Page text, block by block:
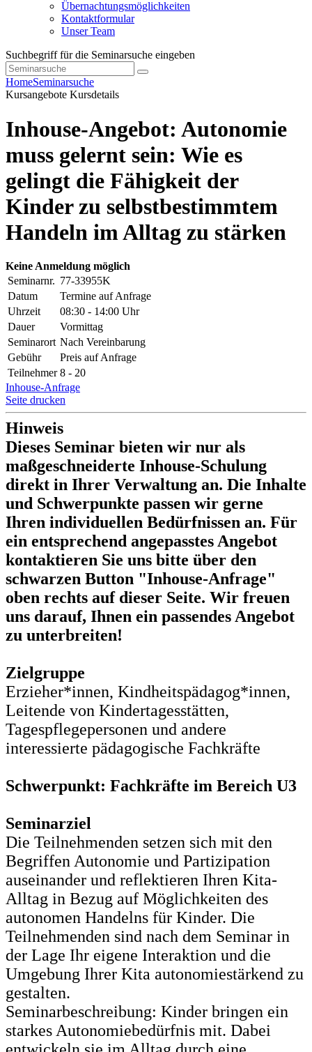
Übernachtungsmöglichkeiten
Kontaktformular
Unser Team
Suchbegriff für die Seminarsuche eingeben
HomeSeminarsuche
Kursangebote Kursdetails
Inhouse-Angebot: Autonomie
muss gelernt sein: Wie es
gelingt die Fähigkeit der
Kinder zu selbstbestimmtem
Handeln im Alltag zu stärken
Keine Anmeldung möglich
Seminarnr. 77-33955K
Datum
Termine auf Anfrage
Uhrzeit
08:30 - 14:00 Uhr
Dauer
Vormittag
Seminarort Nach Vereinbarung
Gebühr
Preis auf Anfrage
Teilnehmer 8 - 20
Inhouse-Anfrage
Seite drucken
Hinweis
Dieses Seminar bieten wir nur als
maßgeschneiderte Inhouse-Schulung
direkt in Ihrer Verwaltung an. Die Inhalte
und Schwerpunkte passen wir gerne
Ihren individuellen Bedürfnissen an. Für
ein entsprechend angepasstes Angebot
kontaktieren Sie uns bitte über den
schwarzen Button "Inhouse-Anfrage"
oben rechts auf dieser Seite. Wir freuen
uns darauf, Ihnen ein passendes Angebot
zu unterbreiten!
Zielgruppe
Erzieher*innen, Kindheitspädagog*innen,
Leitende von Kindertagesstätten,
Tagespflegepersonen und andere
interessierte pädagogische Fachkräfte
Schwerpunkt: Fachkräfte im Bereich U3
Seminarziel
Die Teilnehmenden setzen sich mit den
Begriffen Autonomie und Partizipation
auseinander und reflektieren Ihren Kita-
Alltag in Bezug auf Möglichkeiten des
autonomen Handelns für Kinder. Die
Teilnehmenden sind nach dem Seminar in
der Lage Ihr eigene Interaktion und die
Umgebung Ihrer Kita autonomiestärkend zu
gestalten.
Seminarbeschreibung: Kinder bringen ein
starkes Autonomiebedürfnis mit. Dabei